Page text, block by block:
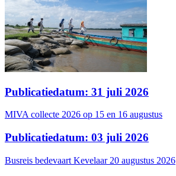
Publicatiedatum: 31 juli 2026
MIVA collecte 2026 op 15 en 16 augustus
Publicatiedatum: 03 juli 2026
Busreis bedevaart Kevelaar 20 augustus 2026